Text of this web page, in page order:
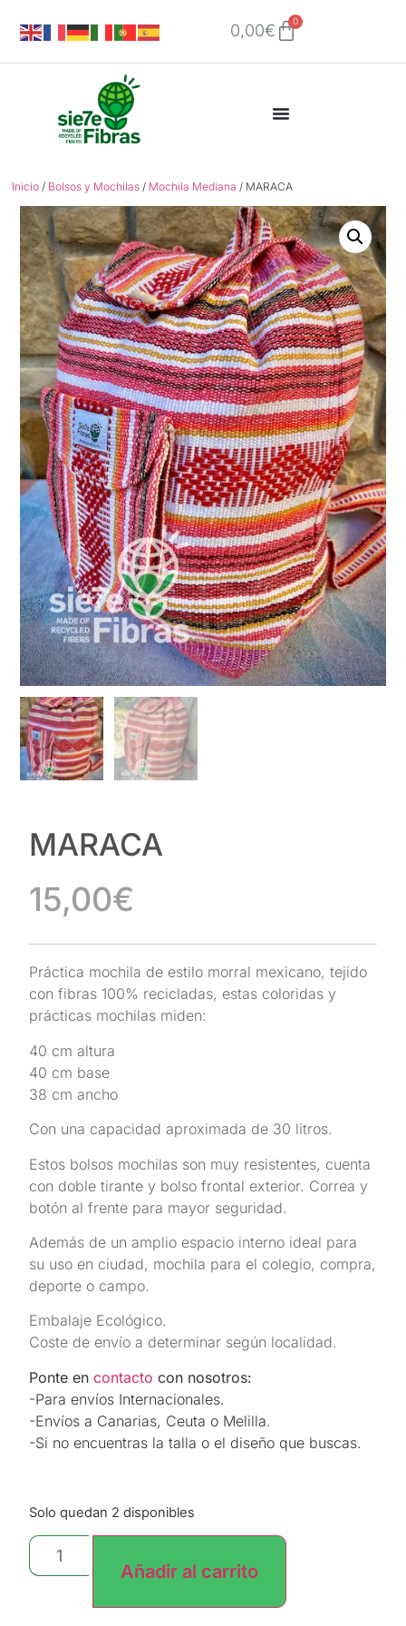
0,00€ 0
Inicio / Bolsos y Mochilas / Mochila Mediana / MARACA
MARACA
15,00€
Práctica mochila de estilo morral mexicano, tejido
con fibras 100% recicladas, estas coloridas y
prácticas mochilas miden:
40 cm altura
40 cm base
38 cm ancho
Con una capacidad aproximada de 30 litros.
Estos bolsos mochilas son muy resistentes, cuenta
con doble tirante y bolso frontal exterior. Correa y
botón al frente para mayor seguridad.
Además de un amplio espacio interno ideal para
su uso en ciudad, mochila para el colegio, compra,
deporte o campo.
Embalaje Ecológico.
Coste de envío a determinar según localidad.
Ponte encontacto con nosotros:
-Para envíos Internacionales.
-Envíos a Canarias, Ceuta o Melilla.
-Si no encuentras la talla o el diseño que buscas.
Solo quedan 2 disponibles
Añadir al carrito